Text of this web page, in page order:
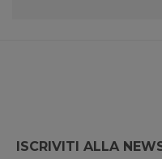
ISCRIVITI ALLA